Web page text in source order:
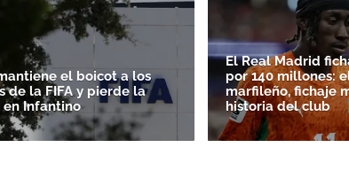
el boicot a los
de la FIFA y pierde la
en Infantino
El Real Madrid
por 140 millones:
marfileño, fichaje
historia del club